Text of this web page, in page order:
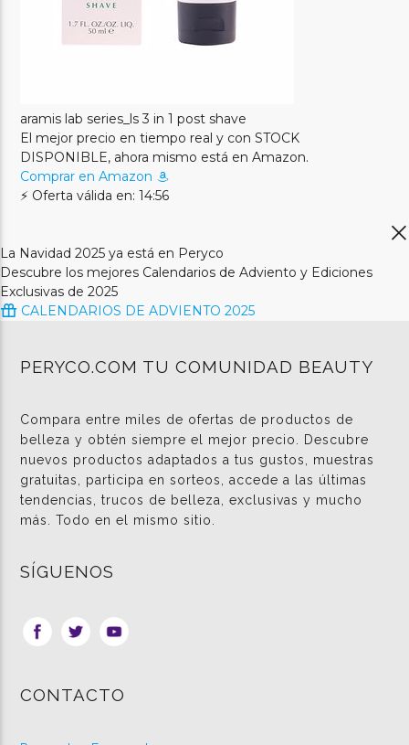
aramis lab series_ls 3 in 1 post shave
El mejor precio en tiempo real y con STOCK
DISPONIBLE, ahora mismo está en Amazon.
Comprar en Amazon
⚡ Oferta válida en: 14:56
La Navidad 2025 ya está en Peryco
Descubre los mejores Calendarios de Adviento y Ediciones
Exclusivas de 2025
CALENDARIOS DE ADVIENTO 2025
PERYCO.COM TU COMUNIDAD BEAUTY
Compara entre miles de ofertas de productos de
belleza y obtén siempre el mejor precio. Descubre
nuevos productos adaptados a tus gustos, muestras
gratuitas, participa en sorteos, accede a las últimas
tendencias, trucos de belleza, exclusivas y mucho
más. Todo en el mismo sitio.
SÍGUENOS
CONTACTO